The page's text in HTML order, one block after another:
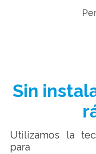
Sin
Utilizamos la
para